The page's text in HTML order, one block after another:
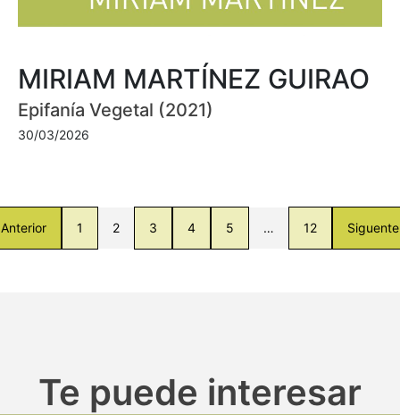
MIRIAM MARTÍNEZ GUIRAO
Epifanía Vegetal (2021)
30/03/2026
Anterior 1 2 3 4 5 … 12 Siguente
Te puede interesar